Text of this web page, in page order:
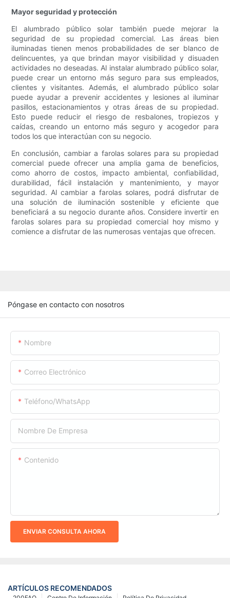
Mayor seguridad y protección
El alumbrado público solar también puede mejorar la
seguridad de su propiedad comercial. Las áreas bien
iluminadas tienen menos probabilidades de ser blanco de
delincuentes, ya que brindan mayor visibilidad y disuaden
actividades no deseadas. Al instalar alumbrado público solar,
puede crear un entorno más seguro para sus empleados,
clientes y visitantes. Además, el alumbrado público solar
puede ayudar a prevenir accidentes y lesiones al iluminar
pasillos, estacionamientos y otras áreas de su propiedad.
Esto puede reducir el riesgo de resbalones, tropiezos y
caídas, creando un entorno más seguro y acogedor para
todos los que interactúan con su negocio.
En conclusión, cambiar a farolas solares para su propiedad
comercial puede ofrecer una amplia gama de beneficios,
como ahorro de costos, impacto ambiental, confiabilidad,
durabilidad, fácil instalación y mantenimiento, y mayor
seguridad. Al cambiar a farolas solares, podrá disfrutar de
una solución de iluminación sostenible y eficiente que
beneficiará a su negocio durante años. Considere invertir en
farolas solares para su propiedad comercial hoy mismo y
comience a disfrutar de las numerosas ventajas que ofrecen.
Póngase en contacto con nosotros
Nombre
Correo Electrónico
Teléfono/WhatsApp
Nombre De Empresa
Contenido
ENVIAR CONSULTA AHORA
ARTÍCULOS RECOMENDADOS